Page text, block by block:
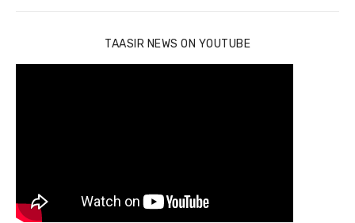
TAASIR NEWS ON YOUTUBE